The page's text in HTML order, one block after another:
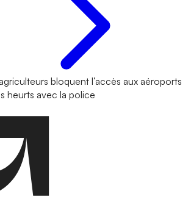
bloquent l’accès aux aéroports
heurts avec la police